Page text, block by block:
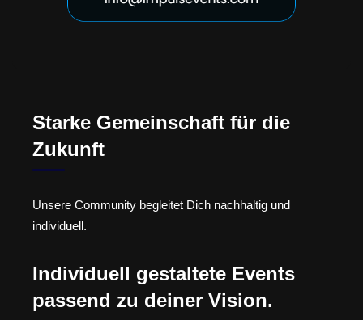
Starke Gemeinschaft für die
Zukunft
Unsere Community begleitet Dich nachhaltig und
individuell.
Individuell gestaltete Events
passend zu deiner Vision.